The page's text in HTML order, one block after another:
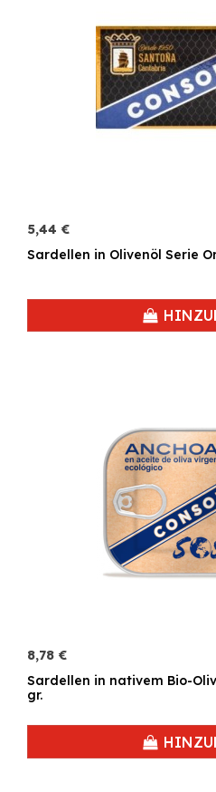
5,44 €
Sardellen in Olivenöl Serie
8,78 €
Sardellen in nativem Bio-
gr.